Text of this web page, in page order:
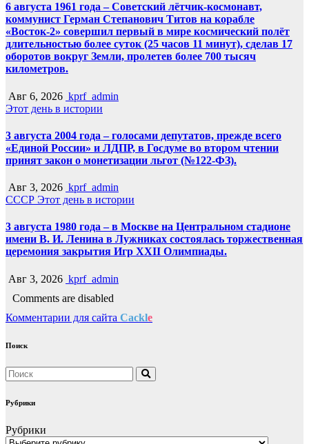
6 августа 1961 года – Советский лётчик-космонавт,
коммунист Герман Степанович Титов на корабле
«Восток-2» совершил первый в мире космический полёт
длительностью более суток (25 часов 11 минут), сделав 17
оборотов вокруг Земли, пролетев более 700 тысяч
километров.
Авг 6, 2026 kprf_admin
Этот день в истории
3 августа 2004 года – голосами депутатов, прежде всего
«Единой России» и ЛДПР, в Госдуме во втором чтении
принят закон о монетизации льгот (№122-ФЗ).
Авг 3, 2026 kprf_admin
СССР Этот день в истории
3 августа 1980 года – в Москве на Центральном стадионе
имени В. И. Ленина в Лужниках состоялась торжественная
церемония закрытия Игр XXII Олимпиады.
Авг 3, 2026 kprf_admin
Comments are disabled
Комментарии для сайта Cackle
Поиск
Рубрики
Рубрики